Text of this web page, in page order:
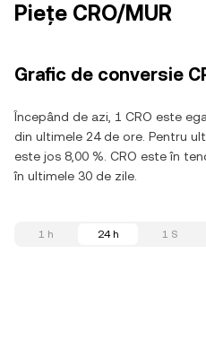
Piețe CRO/MUR
Grafic de conversie
Începând de azi, 1 CRO este
din ultimele 24 de ore. Pentru
este jos 8,00 %. CRO este în
în ultimele 30 de zile.
1 h 24 h 1 S